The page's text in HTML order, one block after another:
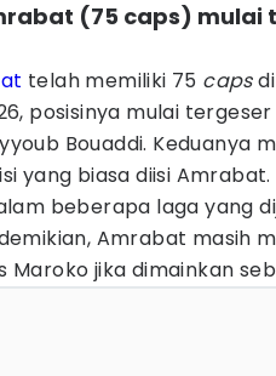
(75 caps) mulai
telah memiliki 75 capsdi
posisinya mulai
Bouaddi. Keduanya
yang biasa diisi
beberapa laga yang
Amrabat masih
Maroko jika dimainkan